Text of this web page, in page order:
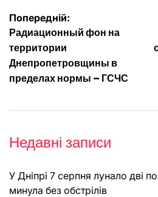
Навігація
записів
Попередній:
Радиационный фон на
территории
Днепропетровщины в
пределах нормы – ГСЧС
Недавні записи
У Дніпрі 7 серпня лунало дві
минула без обстрілів